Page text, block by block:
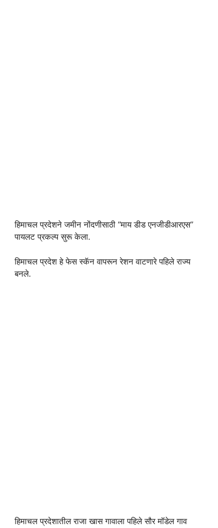
हिमाचल प्रदेशने जमीन नोंदणीसाठी “माय डीड एनजीडीआरएस”
पायलट प्रकल्प सुरू केला.
हिमाचल प्रदेश हे फेस स्कॅन वापरून रेशन वाटणारे पहिले राज्य
बनले.
हिमाचल प्रदेशातील राजा खास गावाला पहिले सौर मॉडेल गाव